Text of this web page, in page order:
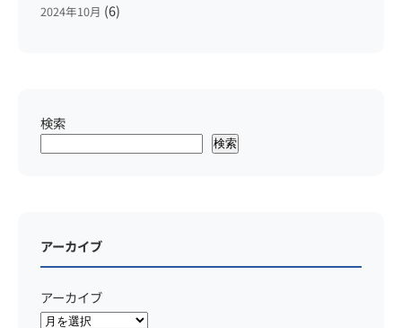
2024年10月 (6)
検索
検索
アーカイブ
アーカイブ